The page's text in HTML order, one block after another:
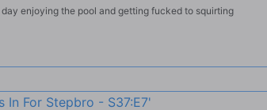
enjoying the pool and getting fucked to squirting